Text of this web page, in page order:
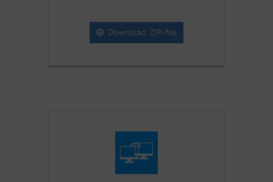
Download ZIP-file